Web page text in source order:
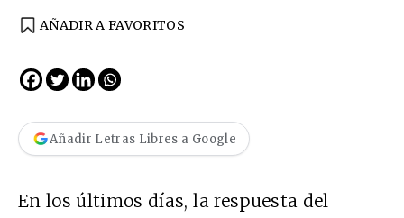
AÑADIR A FAVORITOS
Añadir Letras Libres a Google
En los últimos días, la respuesta del